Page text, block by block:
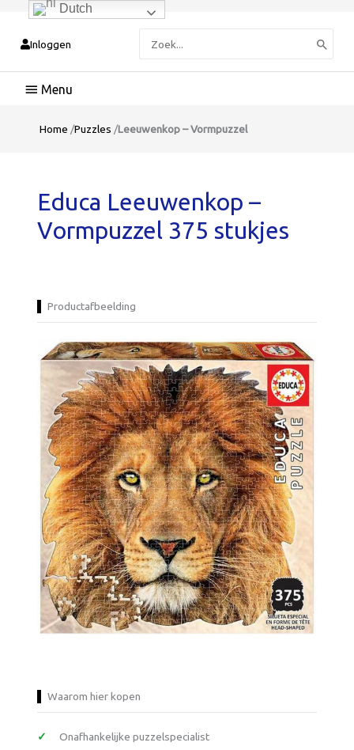
Inloggen
naar:
Hoofdmenu
Home /Puzzles /Leeuwenkop – Vormpuzzel
Educa Leeuwenkop –
Vormpuzzel 375 stukjes
Productafbeelding
Waarom hier kopen
Onafhankelijke puzzelspecialist
Dutch